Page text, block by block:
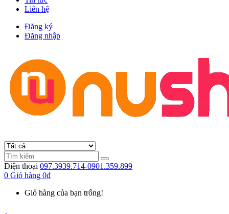
Liên hệ
Đăng ký
Đăng nhập
Điện thoại 097.3939.714-0901.359.899
0 Giỏ hàng 0đ
Giỏ hàng của bạn trống!